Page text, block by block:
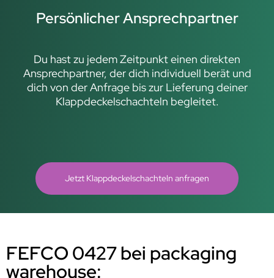
Persönlicher Ansprechpartner
Du hast zu jedem Zeitpunkt einen direkten
Ansprechpartner, der dich individuell berät und
dich von der Anfrage bis zur Lieferung deiner
Klappdeckelschachteln begleitet.
Jetzt Klappdeckelschachteln anfragen
FEFCO 0427 bei packaging
warehouse: